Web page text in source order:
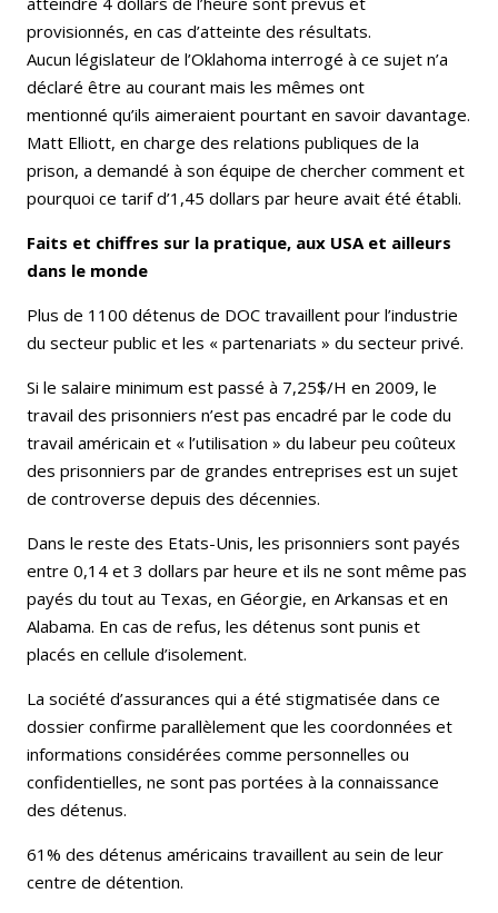
provisionnés, en cas d’atteinte des résultats.
Aucun législateur de l’Oklahoma interrogé à ce sujet n’a
déclaré être au courant mais les mêmes ont
mentionné qu’ils aimeraient pourtant en savoir davantage.
Matt Elliott, en charge des relations publiques de la
prison, a demandé à son équipe de chercher comment et
pourquoi ce tarif d’1,45 dollars par heure avait été établi.
Faits et chiffres sur la pratique, aux USA et ailleurs
dans le monde
Plus de 1100 détenus de DOC travaillent pour l’industrie
du secteur public et les « partenariats » du secteur privé.
Si le salaire minimum est passé à 7,25$/H en 2009, le
travail des prisonniers n’est pas encadré par le code du
travail américain et « l’utilisation » du labeur peu coûteux
des prisonniers par de grandes entreprises est un sujet
de controverse depuis des décennies.
Dans le reste des Etats-Unis, les prisonniers sont payés
entre 0,14 et 3 dollars par heure et ils ne sont même pas
payés du tout au Texas, en Géorgie, en Arkansas et en
Alabama. En cas de refus, les détenus sont punis et
placés en cellule d’isolement.
La société d’assurances qui a été stigmatisée dans ce
dossier confirme parallèlement que les coordonnées et
informations considérées comme personnelles ou
confidentielles, ne sont pas portées à la connaissance
des détenus.
61% des détenus américains travaillent au sein de leur
centre de détention.